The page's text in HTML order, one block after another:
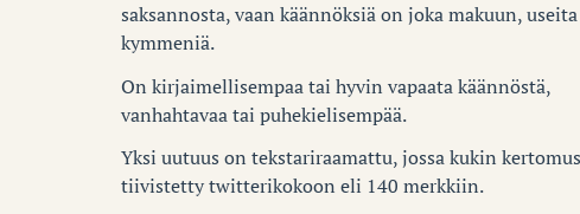
saksannosta, vaan käännöksiä on joka makuun, useita
kymmeniä.
On kirjaimellisempaa tai hyvin vapaata käännöstä,
vanhahtavaa tai puhekielisempää.
Yksi uutuus on tekstariraamattu, jossa kukin
tiivistetty twitterikokoon eli 140 merkkiin.